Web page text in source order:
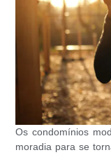
Os condomínios
moradia para se